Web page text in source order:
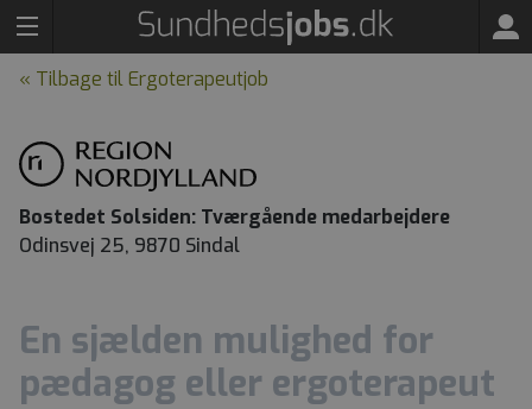
« Tilbage til Ergoterapeutjob
Bostedet Solsiden: Tværgående medarbejdere
Odinsvej 25, 9870 Sindal
En sjælden mulighed for
pædagog eller ergoterapeut